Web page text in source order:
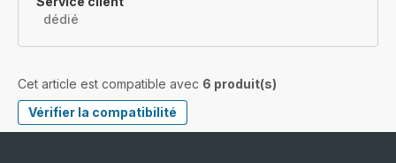
dédié
Cet article est compatible avec 6 produit(s)
Vérifier la compatibilité